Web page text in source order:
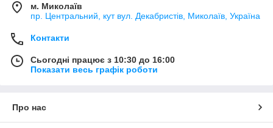
м. Миколаїв
пр. Центральний, кут вул. Декабристів, Миколаїв, Україна
Контакти
Сьогодні працює з 10:30 до 16:00
Показати весь графік роботи
Про нас